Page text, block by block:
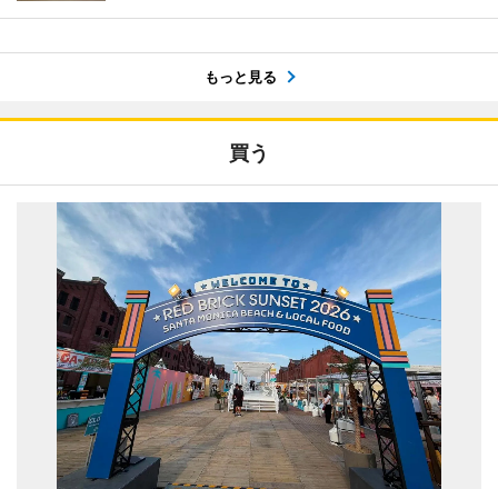
もっと見る
買う